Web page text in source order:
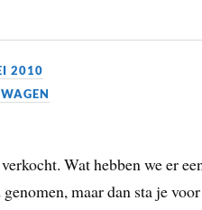
2010
Wat hebben we er
maar dan sta je